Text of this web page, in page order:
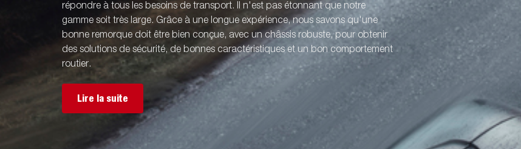
répondre à tous les besoins de transport. Il n'est pas étonnant que notre
gamme soit très large. Grâce à une longue expérience, nous savons qu'une
bonne remorque doit être bien conçue, avec un châssis robuste, pour obtenir
des solutions de sécurité, de bonnes caractéristiques et un bon comportement
routier.
Lire la suite